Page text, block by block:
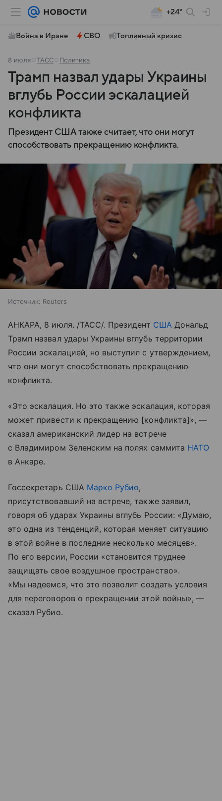
+24°
Война в Иране СВО Топливный кризис
8 июля ТАСС Политика
Трамп назвал удары Украины
вглубь России эскалацией
конфликта
Президент США также считает, что они могут
способствовать прекращению конфликта.
Источник: Reuters
АНКАРА, 8 июля. /ТАСС/. Президент США Дональд
Трамп назвал удары Украины вглубь территории
России эскалацией, но выступил с утверждением,
что они могут способствовать прекращению
конфликта.
«Это эскалация. Но это также эскалация, которая
может привести к прекращению [конфликта]», —
сказал американский лидер на встрече
с Владимиром Зеленским на полях саммита НАТО
в Анкаре.
Госсекретарь США Марко Рубио,
присутствовавший на встрече, также заявил,
говоря об ударах Украины вглубь России: «Думаю,
это одна из тенденций, которая меняет ситуацию
в этой войне в последние несколько месяцев».
По его версии, России «становится труднее
защищать свое воздушное пространство».
«Мы надеемся, что это позволит создать условия
для переговоров о прекращении этой войны», —
сказал Рубио.